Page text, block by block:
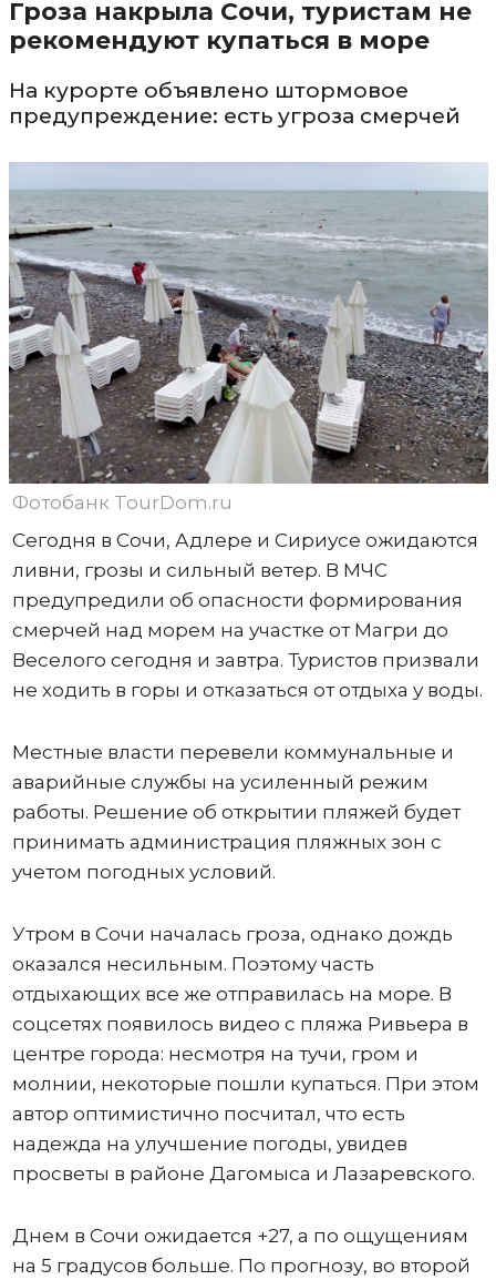
Гроза накрыла Сочи, туристам не
рекомендуют купаться в море
На курорте объявлено штормовое
предупреждение: есть угроза смерчей
Фотобанк TourDom.ru
Сегодня в Сочи, Адлере и Сириусе ожидаются
ливни, грозы и сильный ветер. В МЧС
предупредили об опасности формирования
смерчей над морем на участке от Магри до
Веселого сегодня и завтра. Туристов призвали
не ходить в горы и отказаться от отдыха у воды.
Местные власти перевели коммунальные и
аварийные службы на усиленный режим
работы. Решение об открытии пляжей будет
принимать администрация пляжных зон с
учетом погодных условий.
Утром в Сочи началась гроза, однако дождь
оказался несильным. Поэтому часть
отдыхающих все же отправилась на море. В
соцсетях появилось видео с пляжа Ривьера в
центре города: несмотря на тучи, гром и
молнии, некоторые пошли купаться. При этом
автор оптимистично посчитал, что есть
надежда на улучшение погоды, увидев
просветы в районе Дагомыса и Лазаревского.
Днем в Сочи ожидается +27, а по ощущениям
на 5 градусов больше. По прогнозу, во второй